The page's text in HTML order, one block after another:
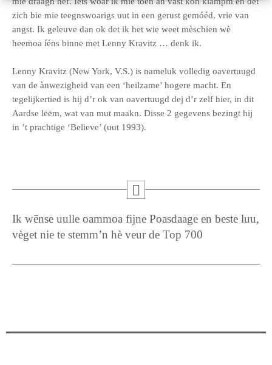
zich bie mie teegnswoarigs uut in een gerust gemóéd, vrie van
angst. Ik geleuve dan ok det ik het wie weet mèschien wè
heemoa íéns binne met Lenny Kravitz … denk ik.
Lenny Kravitz (New York, V.S.) is nameluk volledig oavertuugd
van de ànwezigheid van een ‘heilzame’ hogere macht. En
tegelijkertied is hij d’r ok van oavertuugd dej d’r zelf hier, in dit
Aardse lēēm, wat van mut maakn. Disse 2 gegevens bezingt hij
in ’t prachtige ‘Believe’ (uut 1993).
Ik wēnse uulle oammoa fijne Poasdaage en beste luu,
vèget nie te stemm’n hè veur de Top 700